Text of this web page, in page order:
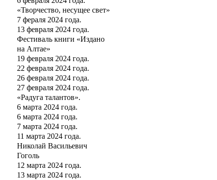
«Творчество, несущее свет»
7 фераля 2024 года.
13 февраля 2024 года.
Фестиваль книги «Издано
на Алтае»
19 февраля 2024 года.
22 февраля 2024 года.
26 февраля 2024 года.
27 февраля 2024 года.
«Радуга талантов».
6 марта 2024 года.
6 марта 2024 года.
7 марта 2024 года.
11 марта 2024 года.
Николай Васильевич
Гоголь
12 марта 2024 года.
13 марта 2024 года.